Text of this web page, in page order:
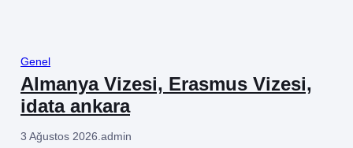
Genel
Almanya Vizesi, Erasmus Vizesi,
idata ankara
3 Ağustos 2026.admin